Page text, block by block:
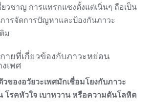
ยวชาญ การแทรกแซงตั้งแต่เนิ่นๆ ถือเป็น
รจัดการปัญหาและป้องกันภาวะ
ม
ยที่เกี่ยวข้องกับภาวะหย่อน
เพศ
ของอวัยวะเพศมักเชื่อมโยงกับภาวะ
โรคหัวใจ เบาหวาน หรือความดันโลหิต